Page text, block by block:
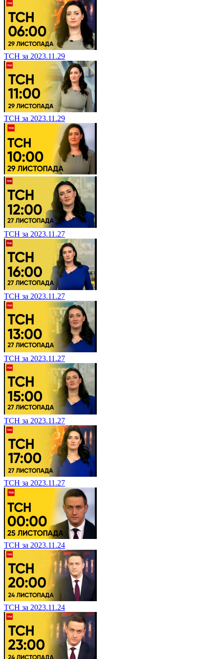
ТСН за 2023.11.29
ТСН за 2023.11.29
ТСН за 2023.11.27
ТСН за 2023.11.27
ТСН за 2023.11.27
ТСН за 2023.11.27
ТСН за 2023.11.27
ТСН за 2023.11.24
ТСН за 2023.11.24